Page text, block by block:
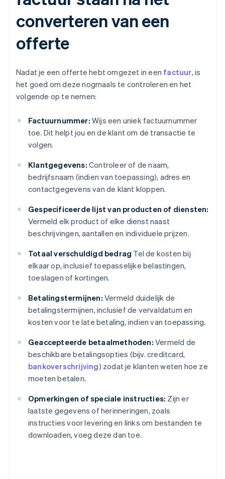
converteren van een
offerte
Nadat je een offerte hebt omgezet in een factuur, is
het goed om deze nogmaals te controleren en het
volgende op te nemen:
Factuurnummer: Wijs een uniek factuurnummer
toe. Dit helpt jou en de klant om de transactie te
volgen.
Klantgegevens: Controleer of de naam,
bedrijfsnaam (indien van toepassing), adres en
contactgegevens van de klant kloppen.
Gespecificeerde lijst van producten of diensten:
Vermeld elk product of elke dienst naast
beschrijvingen, aantallen en individuele prijzen.
Totaal verschuldigd bedrag Tel de kosten bij
elkaar op, inclusief toepasselijke belastingen,
toeslagen of kortingen.
Betalingstermijnen: Vermeld duidelijk de
betalingstermijnen, inclusief de vervaldatum en
kosten voor te late betaling, indien van toepassing.
Geaccepteerde betaalmethoden: Vermeld de
beschikbare betalingsopties (bijv. creditcard,
bankoverschrijving) zodat je klanten weten hoe ze
moeten betalen.
Opmerkingen of speciale instructies: Zijn er
laatste gegevens of herinneringen, zoals
instructies voor levering en links om bestanden te
downloaden, voeg deze dan toe.